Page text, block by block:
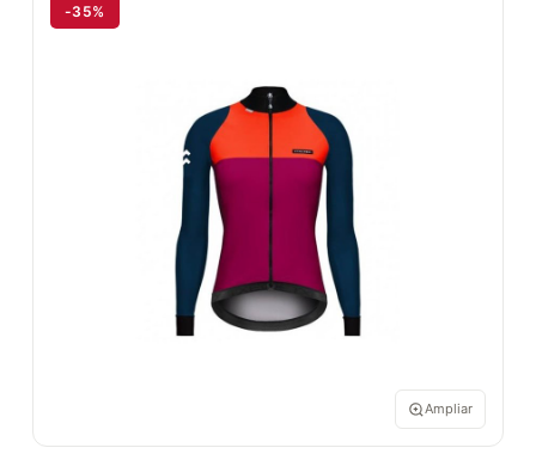
-35%
Ampliar
76 GORE TEX CORAL MAGENTA